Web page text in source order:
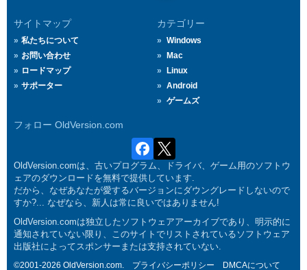
サイトマップ
私たちについて
お問い合わせ
ロードマップ
サポーター
カテゴリー
Windows
Mac
Linux
Android
ゲームズ
フォロー OldVersion.com
OldVersion.comは、古いプログラム、ドライバ、ゲーム用のソフトウ
ェアのダウンロードを無料で提供しています.
だから、なぜあなたが愛するバージョンにダウングレードしないので
すか?... なぜなら、新人は常に良いではありません!
OldVersion.comは独立したソフトウェアアーカイブであり、明示的に
通知されていない限り、このサイトでリストされているソフトウェア
出版社によってスポンサーまたは支持されていない.
©2001-2026 OldVersion.com. プライバシーポリシー DMCAについて